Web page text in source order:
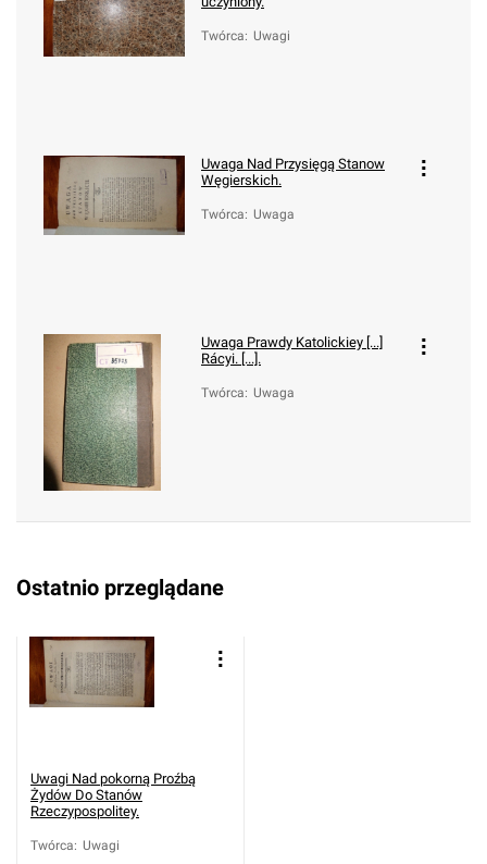
Twórca: Uwagi
Uwaga Nad Przysięgą Stanow
Węgierskich.
Twórca: Uwaga
Uwaga Prawdy Katolickiey [...]
Rácyi. [...].
Twórca: Uwaga
Ostatnio przeglądane
Uwagi Nad pokorną Proźbą
Żydów Do Stanów
Rzeczypospolitey.
Twórca: Uwagi